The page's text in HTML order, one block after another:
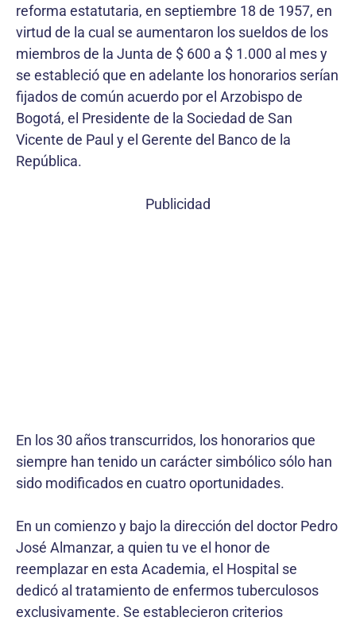
reforma estatutaria, en septiembre 18 de 1957, en
virtud de la cual se aumentaron los sueldos de los
miembros de la Junta de $ 600 a $ 1.000 al mes y
se estableció que en adelante los honorarios serían
fijados de común acuerdo por el Arzobispo de
Bogotá, el Presidente de la Sociedad de San
Vicente de Paul y el Gerente del Banco de la
República.
Publicidad
En los 30 años transcurridos, los honorarios que
siempre han tenido un carácter simbólico sólo han
sido modificados en cuatro oportunidades.
En un comienzo y bajo la dirección del doctor Pedro
José Almanzar, a quien tu ve el honor de
reemplazar en esta Academia, el Hospital se
dedicó al tratamiento de enfermos tuberculosos
exclusivamente. Se establecieron criterios